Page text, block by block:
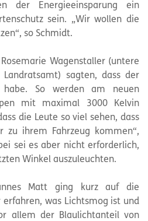
der Energieeinsparung ein
sein. „Wir wollen die
so Schmidt.
Wagenstaller (untere
Landratsamt) sagten, dass der
habe. So werden am neuen
mit maximal 3000 Kelvin
die Leute so viel sehen, dass
zu ihrem Fahrzeug kommen“,
sei es aber nicht erforderlich,
Winkel auszuleuchten.
Matt ging kurz auf die
erfahren, was Lichtsmog ist und
allem der Blaulichtanteil von